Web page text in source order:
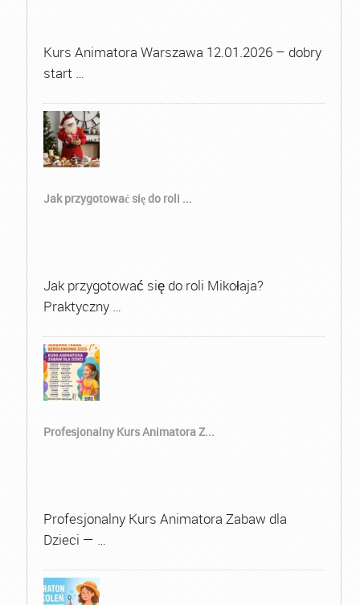
Kurs Animatora Warszawa 12.01.2026 – dobry
start …
Jak przygotować się do roli ...
Jak przygotować się do roli Mikołaja?
Praktyczny …
Profesjonalny Kurs Animatora Z...
Profesjonalny Kurs Animatora Zabaw dla
Dzieci — …